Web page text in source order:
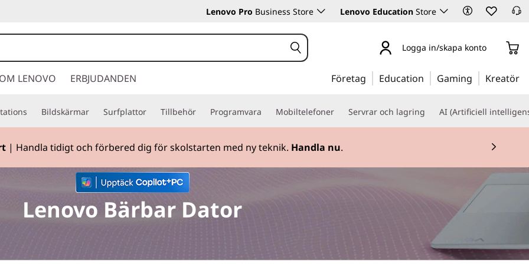
Lenovo Pro Business Store Lenovo Education Store
Logga in/skapa konto
OM LENOVO ERBJUDANDEN Företag Education Gaming Kreatör
Bildskärmar Surfplattor Tillbehör Programvara Mobiltelefoner Servrar och lagring AI (Artificiell
B2B-priser, personlig rådgivare och mycket mer. Ring: +46 858 006 201.Registrera dig GRATIS nu.
Currently displaying item 2 of 2
Lenovo Bärbar Dator